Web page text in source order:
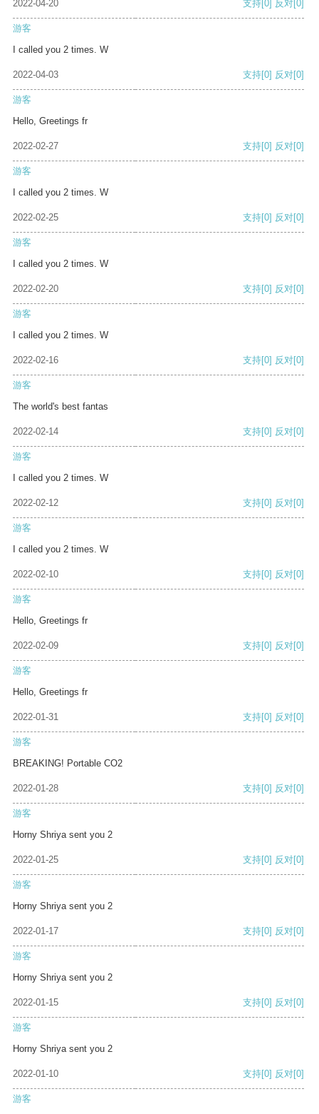
2022-04-20 支持 [0] 反对 [0]
游客
I called you 2 times. W
2022-04-03 支持[0] 反对[0]
游客
Hello, Greetings fr
2022-02-27 支持[0] 反对[0]
游客
I called you 2 times. W
2022-02-25 支持[0] 反对[0]
游客
I called you 2 times. W
2022-02-20 支持[0] 反对[0]
游客
I called you 2 times. W
2022-02-16 支持[0] 反对[0]
游客
The world's best fantas
2022-02-14 支持[0] 反对[0]
游客
I called you 2 times. W
2022-02-12 支持[0] 反对[0]
游客
I called you 2 times. W
2022-02-10 支持[0] 反对[0]
游客
Hello, Greetings fr
2022-02-09 支持[0] 反对[0]
游客
Hello, Greetings fr
2022-01-31 支持[0] 反对[0]
游客
BREAKING! Portable CO2
2022-01-28 支持[0] 反对[0]
游客
Horny Shriya sent you 2
2022-01-25 支持[0] 反对[0]
游客
Horny Shriya sent you 2
2022-01-17 支持[0] 反对[0]
游客
Horny Shriya sent you 2
2022-01-15 支持[0] 反对[0]
游客
Horny Shriya sent you 2
2022-01-10 支持[0] 反对[0]
游客